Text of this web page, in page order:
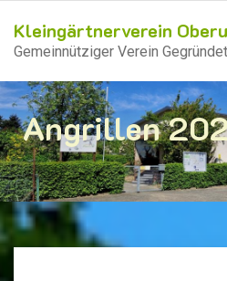
Kleingärtnerverein
Gemeinnütziger Verein
Angrillen